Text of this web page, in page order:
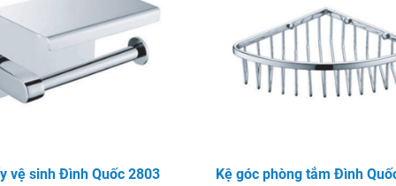
vệ sinh Đình Quốc 2803 Kệ góc phòng tắm Đình